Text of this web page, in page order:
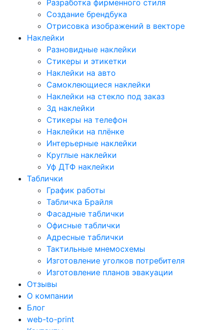
Разработка фирменного стиля
Создание брендбука
Отрисовка изображений в векторе
Наклейки
Разновидные наклейки
Стикеры и этикетки
Наклейки на авто
Самоклеющиеся наклейки
Наклейки на стекло под заказ
3д наклейки
Cтикеры на телефон
Наклейки на плёнке
Интерьерные наклейки
Круглые наклейки
Уф ДТФ наклейки
Таблички
График работы
Табличка Брайля
Фасадные таблички
Офисные таблички
Адресные таблички
Тактильные мнемосхемы
Изготовление уголков потребителя
Изготовление планов эвакуации
Отзывы
О компании
Блог
web-to-print